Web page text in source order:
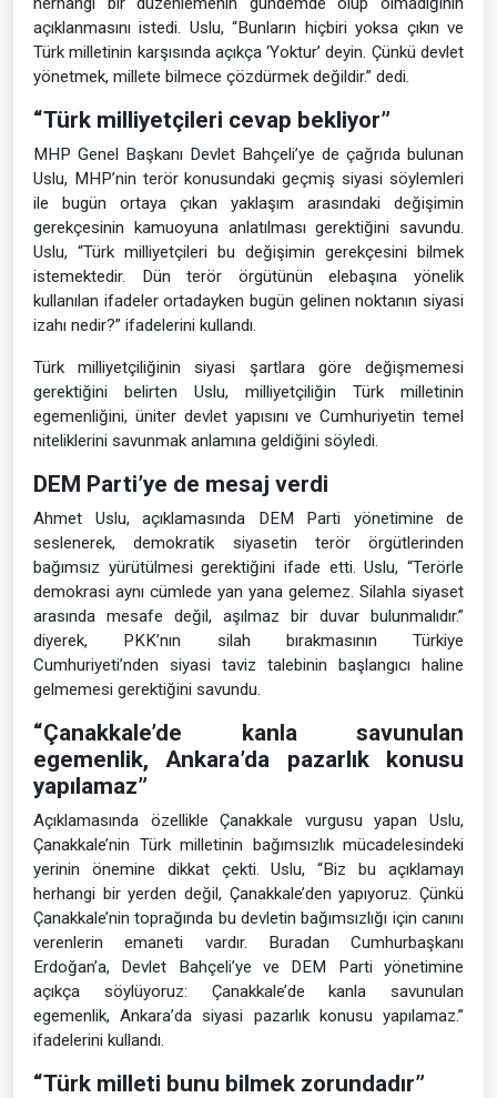
açıklanmasını istedi. Uslu, “Bunların hiçbiri yoksa çıkın ve
Türk milletinin karşısında açıkça ‘Yoktur’ deyin. Çünkü devlet
yönetmek, millete bilmece çözdürmek değildir.” dedi.
“Türk milliyetçileri cevap bekliyor”
MHP Genel Başkanı Devlet Bahçeli’ye de çağrıda bulunan
Uslu, MHP’nin terör konusundaki geçmiş siyasi söylemleri
ile bugün ortaya çıkan yaklaşım arasındaki değişimin
gerekçesinin kamuoyuna anlatılması gerektiğini savundu.
Uslu, “Türk milliyetçileri bu değişimin gerekçesini bilmek
istemektedir. Dün terör örgütünün elebaşına yönelik
kullanılan ifadeler ortadayken bugün gelinen noktanın siyasi
izahı nedir?” ifadelerini kullandı.
Türk milliyetçiliğinin siyasi şartlara göre değişmemesi
gerektiğini belirten Uslu, milliyetçiliğin Türk milletinin
egemenliğini, üniter devlet yapısını ve Cumhuriyetin temel
niteliklerini savunmak anlamına geldiğini söyledi.
DEM Parti’ye de mesaj verdi
Ahmet Uslu, açıklamasında DEM Parti yönetimine de
seslenerek, demokratik siyasetin terör örgütlerinden
bağımsız yürütülmesi gerektiğini ifade etti. Uslu, “Terörle
demokrasi aynı cümlede yan yana gelemez. Silahla siyaset
arasında mesafe değil, aşılmaz bir duvar bulunmalıdır.”
diyerek, PKK’nın silah bırakmasının Türkiye
Cumhuriyeti’nden siyasi taviz talebinin başlangıcı haline
gelmemesi gerektiğini savundu.
“Çanakkale’de kanla savunulan
egemenlik, Ankara’da pazarlık konusu
yapılamaz”
Açıklamasında özellikle Çanakkale vurgusu yapan Uslu,
Çanakkale’nin Türk milletinin bağımsızlık mücadelesindeki
yerinin önemine dikkat çekti. Uslu, “Biz bu açıklamayı
herhangi bir yerden değil, Çanakkale’den yapıyoruz. Çünkü
Çanakkale’nin toprağında bu devletin bağımsızlığı için canını
verenlerin emaneti vardır. Buradan Cumhurbaşkanı
Erdoğan’a, Devlet Bahçeli’ye ve DEM Parti yönetimine
açıkça söylüyoruz: Çanakkale’de kanla savunulan
egemenlik, Ankara’da siyasi pazarlık konusu yapılamaz.”
ifadelerini kullandı.
“Türk milleti bunu bilmek zorundadır”